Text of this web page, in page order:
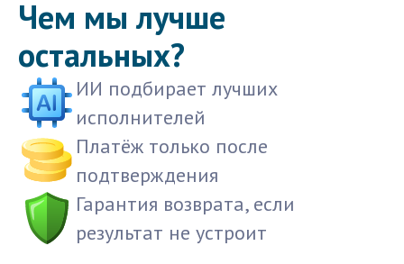
Чем мы лучше
остальных?
ИИ подбирает лучших
исполнителей
Платёж только после
подтверждения
Гарантия возврата, если
результат не устроит